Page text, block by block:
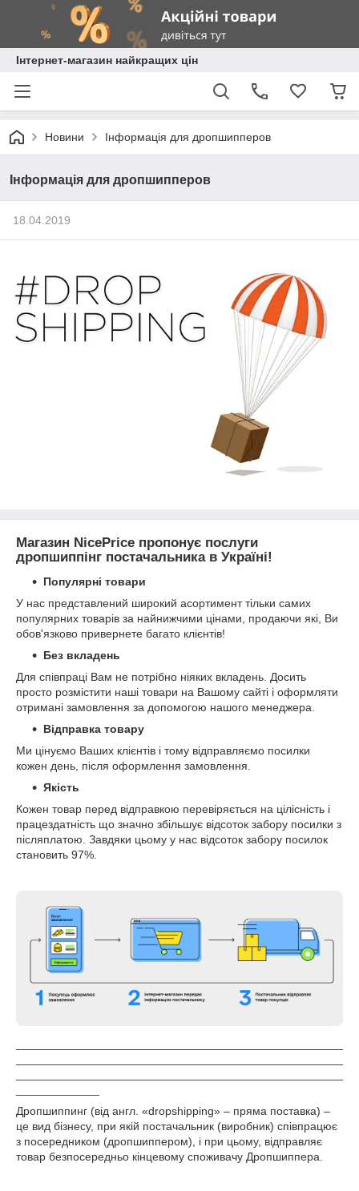
Інтернет-магазин найкращих цін
Новини Інформація для дропшипперов
Інформація для дропшипперов
18.04.2019
Магазин NicePrice пропонує послуги
дропшиппінг постачальника в Україні!
Популярні товари
У нас представлений широкий асортимент тільки самих
популярних товарів за найнижчими цінами, продаючи які, Ви
обов'язково привернете багато клієнтів!
Без вкладень
Для співпраці Вам не потрібно ніяких вкладень. Досить
просто розмістити наші товари на Вашому сайті і оформляти
отримані замовлення за допомогою нашого менеджера.
Відправка товару
Ми цінуємо Ваших клієнтів і тому відправляємо посилки
кожен день, після оформлення замовлення.
Якість
Кожен товар перед відправкою перевіряється на цілісність і
працездатність що значно збільшує відсоток забору посилки з
післяплатою. Завдяки цьому у нас відсоток забору посилок
становить 97%.
Дропшиппинг (від англ. «dropshipping» – пряма поставка) –
це вид бізнесу, при якій постачальник (виробник) співпрацює
з посередником (дропшиппером), і при цьому, відправляє
товар безпосередньо кінцевому споживачу Дропшиппера.